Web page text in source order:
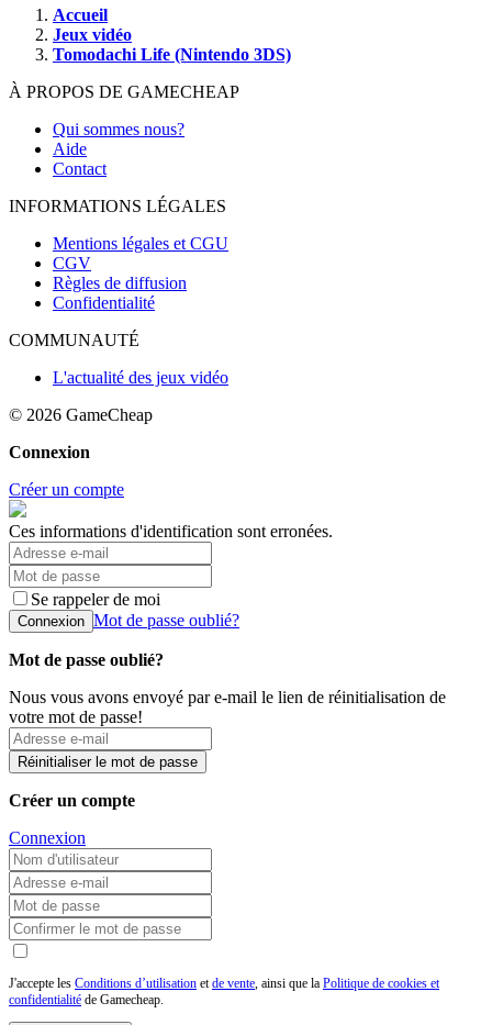
Accueil
Jeux vidéo
Tomodachi Life (Nintendo 3DS)
À PROPOS DE GAMECHEAP
Qui sommes nous?
Aide
Contact
INFORMATIONS LÉGALES
Mentions légales et CGU
CGV
Règles de diffusion
Confidentialité
COMMUNAUTÉ
L'actualité des jeux vidéo
© 2026 GameCheap
Connexion
Créer un compte
Ces informations d'identification sont erronées.
Se rappeler de moi
Connexion Mot de passe oublié?
Mot de passe oublié?
Nous vous avons envoyé par e-mail le lien de réinitialisation de
votre mot de passe!
Réinitialiser le mot de passe
Créer un compte
Connexion
J'accepte les Conditions d’utilisation etde vente, ainsi que la Politique de cookies et
confidentialité de Gamecheap.